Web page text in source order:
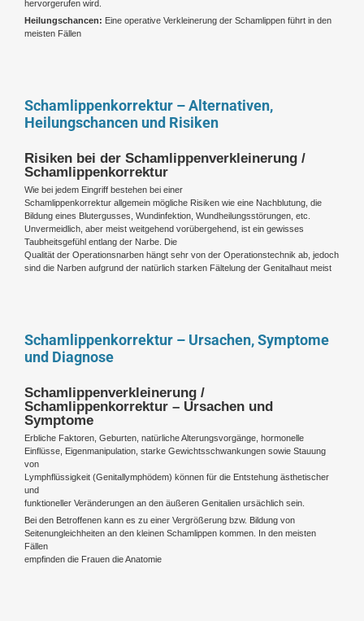
hervorgerufen wird.
Heilungschancen: Eine operative Verkleinerung der Schamlippen führt in den
meisten Fällen
Schamlippenkorrektur – Alternativen,
Heilungschancen und Risiken
Risiken bei der Schamlippenverkleinerung /
Schamlippenkorrektur
Wie bei jedem Eingriff bestehen bei einer
Schamlippenkorrektur allgemein mögliche Risiken wie eine Nachblutung, die
Bildung eines Blutergusses, Wundinfektion, Wundheilungsstörungen, etc.
Unvermeidlich, aber meist weitgehend vorübergehend, ist ein gewisses
Taubheitsgefühl entlang der Narbe. Die
Qualität der Operationsnarben hängt sehr von der Operationstechnik ab, jedoch
sind die Narben aufgrund der natürlich starken Fältelung der Genitalhaut meist
Schamlippenkorrektur – Ursachen, Symptome
und Diagnose
Schamlippenverkleinerung /
Schamlippenkorrektur – Ursachen und
Symptome
Erbliche Faktoren, Geburten, natürliche Alterungsvorgänge, hormonelle
Einflüsse, Eigenmanipulation, starke Gewichtsschwankungen sowie Stauung
von
Lymphflüssigkeit (Genitallymphödem) können für die Entstehung ästhetischer
und
funktioneller Veränderungen an den äußeren Genitalien ursächlich sein.
Bei den Betroffenen kann es zu einer Vergrößerung bzw. Bildung von
Seitenungleichheiten an den kleinen Schamlippen kommen. In den meisten
Fällen
empfinden die Frauen die Anatomie